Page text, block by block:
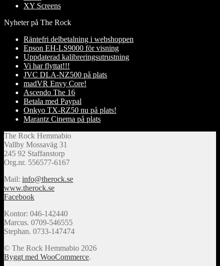
XY Screens
Nyheter på The Rock
Räntefri delbetalning i webshoppen
Epson EH-LS9000 för visning
Uppdaterad kalibreringsutrustning
Vi har flyttat!!!
JVC DLA-NZ500 på plats
madVR Envy Core!
Ascendo The 16
Betala med Paypal
Onkyo TX-RZ50 nu på plats!
Marantz Cinema på plats
The Rock Hemmabio
Vallby Mossaväg 31
245 92 Staffanstorp
Org.nr. 556577-6167
Mail: info@therock.se
www.therock.se
Facebook
Kontor: 046-142440
Marcus. 0709-546555
Stephan. 0733-147474
© The Rock Hemmabio 2026
Byggt med WooCommerce.